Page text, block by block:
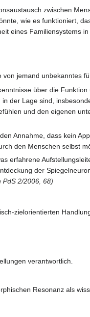
zwischen
wie es funktioniert,
eines Familiensystems
jemand unbekanntes
über die
der Lage sind,
und den eigenen
Annahme, dass kein
den Menschen selbst
erfahrene
der
PdS 2/2006, 68)
zielorientierten
verantwortlich.
Resonanz als